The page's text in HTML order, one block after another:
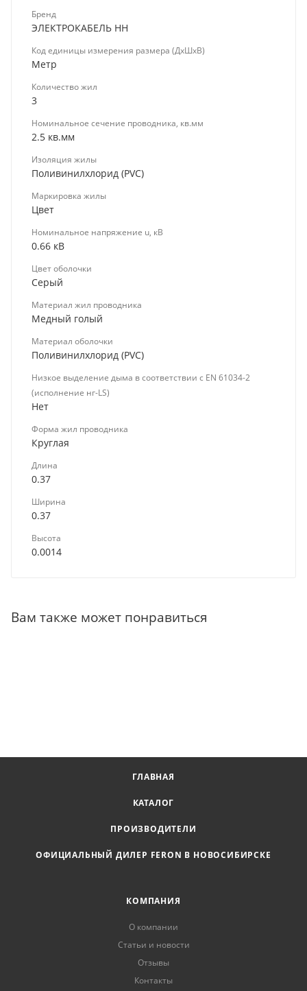
Бренд
ЭЛЕКТРОКАБЕЛЬ НН
Код единицы измерения размера (ДхШхВ)
Метр
Количество жил
3
Номинальное сечение проводника, кв.мм
2.5 кв.мм
Изоляция жилы
Поливинилхлорид (PVC)
Маркировка жилы
Цвет
Номинальное напряжение u, кВ
0.66 кВ
Цвет оболочки
Серый
Материал жил проводника
Медный голый
Материал оболочки
Поливинилхлорид (PVC)
Низкое выделение дыма в соответствии с EN 61034-2
(исполнение нг-LS)
Нет
Форма жил проводника
Круглая
Длина
0.37
Ширина
0.37
Высота
0.0014
Вам также может понравиться
ГЛАВНАЯ
КАТАЛОГ
ПРОИЗВОДИТЕЛИ
ОФИЦИАЛЬНЫЙ ДИЛЕР FERON В НОВОСИБИРСКЕ
КОМПАНИЯ
О компании
Статьи и новости
Отзывы
Контакты